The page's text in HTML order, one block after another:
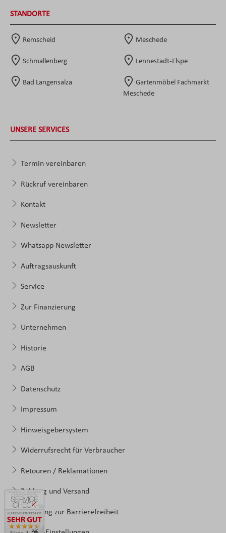
STANDORTE
Remscheid Meschede
Schmallenberg Lennestadt-Elspe
Bad Langensalza
Gartenmöbel Fachmarkt
Meschede
UNSERE SERVICES
Termin vereinbaren
Rückruf vereinbaren
Kontakt
Newsletter
Whatsapp Newsletter
Auftragsauskunft
Service
Zur Finanzierung
Unternehmen
Historie
AGB
Datenschutz
Impressum
Hinweisgebersystem
Widerrufsrecht für Verbraucher
Retouren / Reklamationen
Zahlung und Versand
Erklärung zur Barrierefreiheit